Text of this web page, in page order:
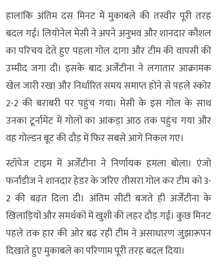
हालांकि अंतिम दस मिनट में मुकाबले की तस्वीर पूरी तरह
बदल गई। लियोनेल मेसी ने अपने अनुभव और शानदार कौशल
का परिचय देते हुए पहला गोल दागा और टीम की वापसी की
उम्मीद जगा दी। इसके बाद अर्जेंटीना ने लगातार आक्रामक
खेल जारी रखा और निर्धारित समय समाप्त होने से पहले स्कोर
2-2 की बराबरी पर पहुंच गया। मेसी के इस गोल के साथ
उनका टूर्नामेंट में गोलों का आंकड़ा आठ तक पहुंच गया और
वह गोल्डन बूट की दौड़ में फिर सबसे आगे निकल गए।
स्टॉपेज टाइम में अर्जेंटीना ने निर्णायक हमला बोला। एंजो
फर्नांडीज ने शानदार हेडर के जरिए तीसरा गोल कर टीम को 3-
2 की बढ़त दिला दी। अंतिम सीटी बजते ही अर्जेंटीना के
खिलाड़ियों और समर्थकों में खुशी की लहर दौड़ गई। कुछ मिनट
पहले तक हार की ओर बढ़ रही टीम ने असाधारण जुझारूपन
दिखाते हुए मुकाबले का परिणाम पूरी तरह बदल दिया।